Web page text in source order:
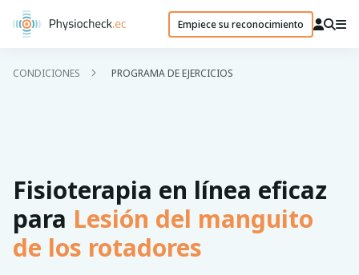
Empiece su reconocimiento
CONDICIONES PROGRAMA DE EJERCICIOS
Fisioterapia en línea eficaz
para Lesión del manguito
de los rotadores